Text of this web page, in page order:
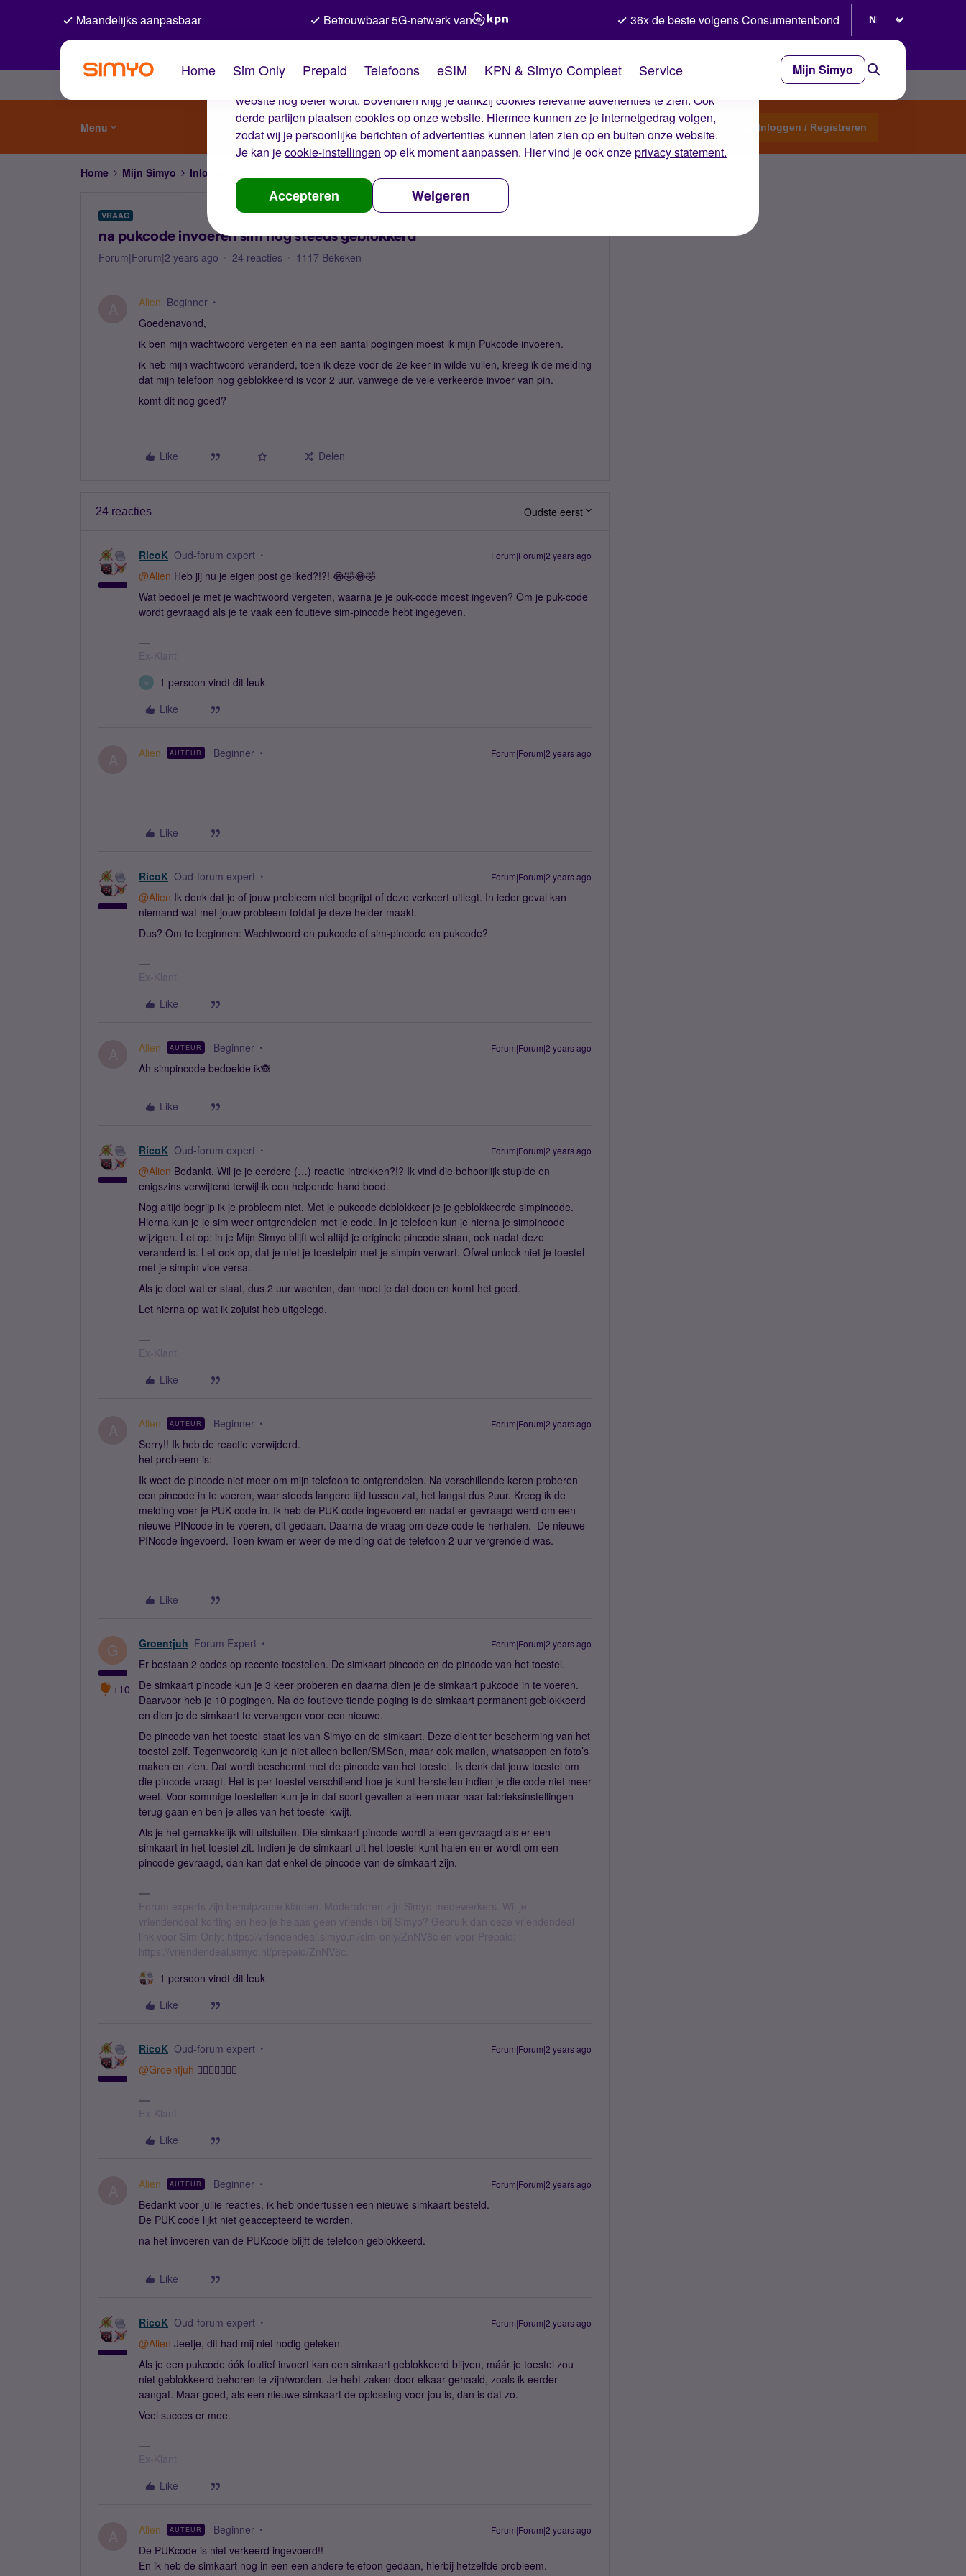
De cookies van Simyo
Wij gebruiken cookies op onze website. Met deze cookies zorgen wij ervoor dat je ervaring op de
website nog beter wordt. Bovendien krijg je dankzij cookies relevante advertenties te zien. Ook
derde partijen plaatsen cookies op onze website. Hiermee kunnen ze je internetgedrag volgen,
zodat wij je persoonlijke berichten of advertenties kunnen laten zien op en buiten onze website.
Je kan jecookie-instellingen op elk moment aanpassen. Hier vind je ook onzeprivacy statement.
Accepteren Weigeren
Maandelijks aanpasbaar Betrouwbaar 5G-netwerk van 36x de beste volgens Consumentenbond
Home Sim Only Prepaid Telefoons eSIM KPN & Simyo Compleet Service Mijn Simyo
Menu Start een topic Inloggen / Registreren
Home Mijn Simyo Inloggen en wachtwoord
VRAAG
na pukcode invoeren sim nog steeds geblokkerd
Forum|Forum|2 years ago 24 reacties 1117 Bekeken
Alien Beginner
Goedenavond,
ik ben mijn wachtwoord vergeten en na een aantal pogingen moest ik mijn Pukcode invoeren.
ik heb mijn wachtwoord veranderd, toen ik deze voor de 2e keer in wilde vullen, kreeg ik de melding
dat mijn telefoon nog geblokkeerd is voor 2 uur, vanwege de vele verkeerde invoer van pin.
komt dit nog goed?
Like Delen
24 reacties Oudste eerst
RicoK Oud-forum expert Forum|Forum|2 years ago
@Alien Heb jij nu je eigen post geliked?!?! 😂🤣😂🤣
Wat bedoel je met je wachtwoord vergeten, waarna je je puk-code moest ingeven? Om je puk-code
wordt gevraagd als je te vaak een foutieve sim-pincode hebt ingegeven.
Ex-Klant
R
1 persoon vindt dit leuk
Like
Alien AUTEUR Beginner Forum|Forum|2 years ago
Like
RicoK Oud-forum expert Forum|Forum|2 years ago
@Alien Ik denk dat je of jouw probleem niet begrijpt of deze verkeert uitlegt. In ieder geval kan
niemand wat met jouw probleem totdat je deze helder maakt.
Dus? Om te beginnen: Wachtwoord en pukcode of sim-pincode en pukcode?
Ex-Klant
Like
Alien AUTEUR Beginner Forum|Forum|2 years ago
Ah simpincode bedoelde ik🙈
Like
RicoK Oud-forum expert Forum|Forum|2 years ago
@Alien Bedankt. Wil je je eerdere (…) reactie intrekken?!? Ik vind die behoorlijk stupide en
enigszins verwijtend terwijl ik een helpende hand bood.
Nog altijd begrijp ik je probleem niet. Met je pukcode deblokkeer je je geblokkeerde simpincode.
Hierna kun je je sim weer ontgrendelen met je code. In je telefoon kun je hierna je simpincode
wijzigen. Let op: in je Mijn Simyo blijft wel altijd je originele pincode staan, ook nadat deze
veranderd is. Let ook op, dat je niet je toestelpin met je simpin verwart. Ofwel unlock niet je toestel
met je simpin vice versa.
Als je doet wat er staat, dus 2 uur wachten, dan moet je dat doen en komt het goed.
Let hierna op wat ik zojuist heb uitgelegd.
Ex-Klant
Like
Alien AUTEUR Beginner Forum|Forum|2 years ago
Sorry!! Ik heb de reactie verwijderd.
het probleem is:
Ik weet de pincode niet meer om mijn telefoon te ontgrendelen. Na verschillende keren proberen
een pincode in te voeren, waar steeds langere tijd tussen zat, het langst dus 2uur. Kreeg ik de
melding voer je PUK code in. Ik heb de PUK code ingevoerd en nadat er gevraagd werd om een
nieuwe PINcode in te voeren, dit gedaan. Daarna de vraag om deze code te herhalen. De nieuwe
PINcode ingevoerd. Toen kwam er weer de melding dat de telefoon 2 uur vergrendeld was.
Like
G
+10
Groentjuh Forum Expert Forum|Forum|2 years ago
Er bestaan 2 codes op recente toestellen. De simkaart pincode en de pincode van het toestel.
De simkaart pincode kun je 3 keer proberen en daarna dien je de simkaart pukcode in te voeren.
Daarvoor heb je 10 pogingen. Na de foutieve tiende poging is de simkaart permanent geblokkeerd
en dien je de simkaart te vervangen voor een nieuwe.
De pincode van het toestel staat los van Simyo en de simkaart. Deze dient ter bescherming van het
toestel zelf. Tegenwoordig kun je niet alleen bellen/SMSen, maar ook mailen, whatsappen en foto’s
maken en zien. Dat wordt beschermt met de pincode van het toestel. Ik denk dat jouw toestel om
die pincode vraagt. Het is per toestel verschillend hoe je kunt herstellen indien je die code niet meer
weet. Voor sommige toestellen kun je in dat soort gevallen alleen maar naar fabrieksinstellingen
terug gaan en ben je alles van het toestel kwijt.
Als je het gemakkelijk wilt uitsluiten. Die simkaart pincode wordt alleen gevraagd als er een
simkaart in het toestel zit. Indien je de simkaart uit het toestel kunt halen en er wordt om een
pincode gevraagd, dan kan dat enkel de pincode van de simkaart zijn.
Forum experts zijn behulpzame klanten. Moderatoren zijn Simyo medewerkers. Wil je
vriendendeal-korting en heb je helaas geen vrienden bij Simyo? Gebruik dan deze vriendendeal-
link voor Sim-Only: https://vriendendeal.simyo.nl/sim-only/ZnNV6c en voor Prepaid:
https://vriendendeal.simyo.nl/prepaid/ZnNV6c.
1 persoon vindt dit leuk
Like
RicoK Oud-forum expert Forum|Forum|2 years ago
@Groentjuh 👍🏻👍🏻💪🏻😊
Ex-Klant
Like
Alien AUTEUR Beginner Forum|Forum|2 years ago
Bedankt voor jullie reacties, ik heb ondertussen een nieuwe simkaart besteld.
De PUK code lijkt niet geaccepteerd te worden.
na het invoeren van de PUKcode blijft de telefoon geblokkeerd.
Like
RicoK Oud-forum expert Forum|Forum|2 years ago
@Alien Jeetje, dit had mij niet nodig geleken.
Als je een pukcode óók foutief invoert kan een simkaart geblokkeerd blijven, máár je toestel zou
niet geblokkeerd behoren te zijn/worden. Je hebt zaken door elkaar gehaald, zoals ik eerder
aangaf. Maar goed, als een nieuwe simkaart de oplossing voor jou is, dan is dat zo.
Veel succes er mee.
Ex-Klant
Like
Alien AUTEUR Beginner Forum|Forum|2 years ago
De PUKcode is niet verkeerd ingevoerd!!
En ik heb de simkaart nog in een een andere telefoon gedaan, hierbij hetzelfde probleem.